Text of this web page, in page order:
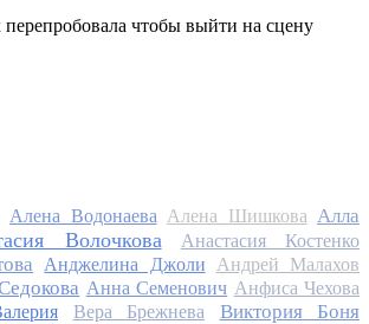
чтобы выйти на сцену
Алена Водонаева Алена Шишкова Алла
Волочкова Анастасия Костенко
Анджелина Джоли
Андрей Малахов
Анна Семенович Анфиса Чехова
Вера Брежнева Виктория Боня